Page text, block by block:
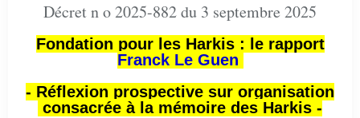
Décret n o 2025-882 du 3 septembre 2025
Fondation pour les Harkis : le rapport
Franck Le Guen
- Réflexion prospective sur organisation
consacrée à la mémoire des Harkis -